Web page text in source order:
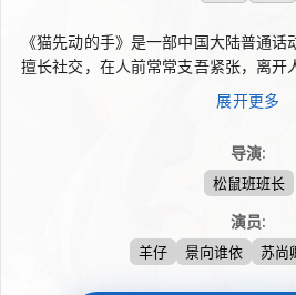
《猫先动的手》是一部中国大陆普通
擅长社交，在人前常常支吾紧张，离开
变得外向自在，却始终更愿意宅在家里
的猫：缅因、布偶、暹罗、胖橘、无
展开更多
导演:
松鼠班班长
演员:
羊仔 景向谁依 苏尚